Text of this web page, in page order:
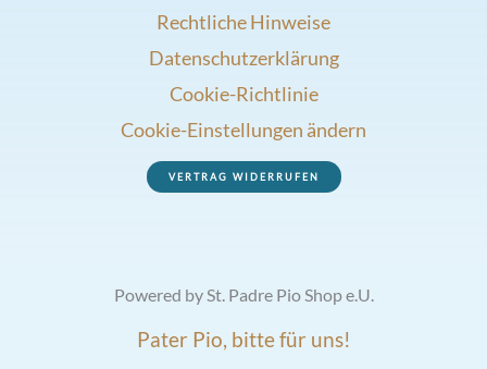
Rechtliche Hinweise
Datenschutzerklärung
Cookie-Richtlinie
Cookie-Einstellungen ändern
VERTRAG WIDERRUFEN
Powered by St. Padre Pio Shop e.U.
Pater Pio, bitte für uns!